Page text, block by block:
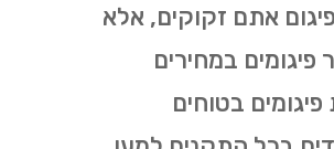
אתם זקוקים, אלא
פיגומים במחירים
בטוחים